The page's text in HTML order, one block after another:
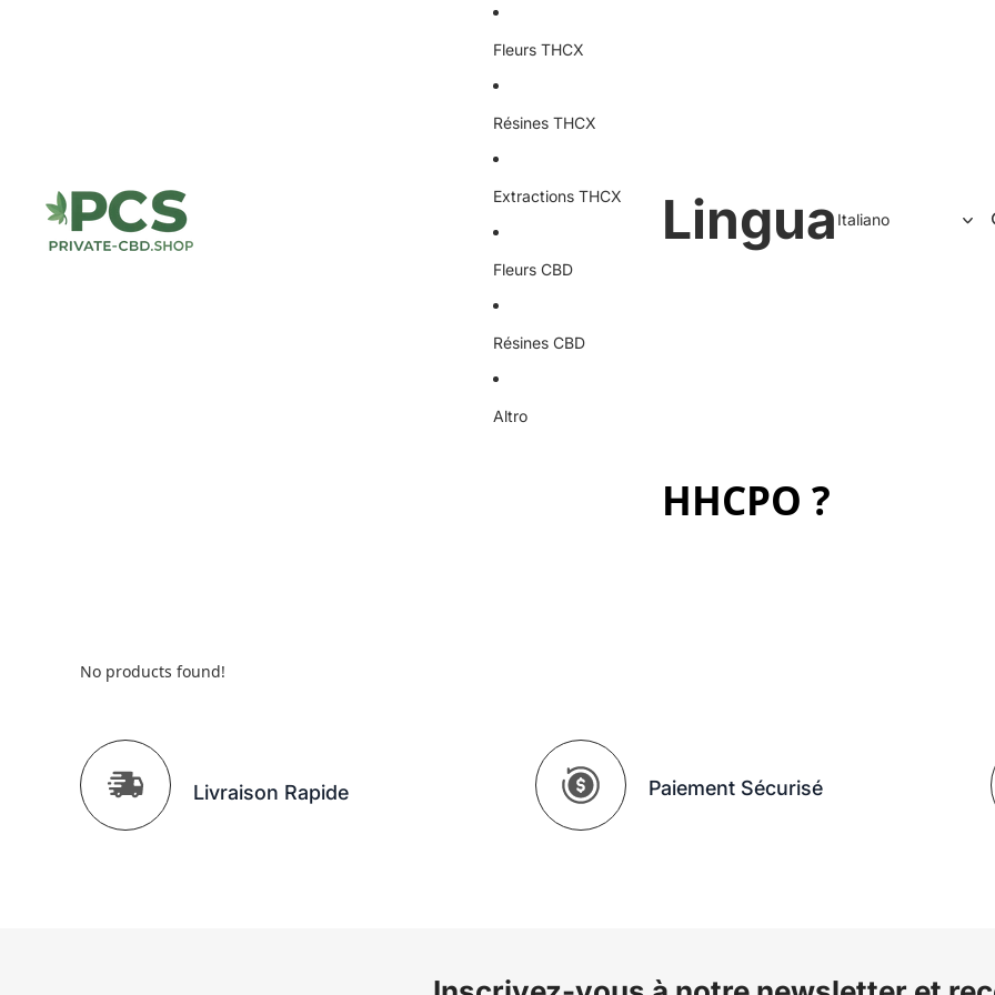
Fleurs THCX
Résines THCX
Extractions THCX
Fleurs CBD
Résines CBD
Altro
Lingua
HHCPO ?
No products found!
Livraison Rapide Paiement Sécurisé